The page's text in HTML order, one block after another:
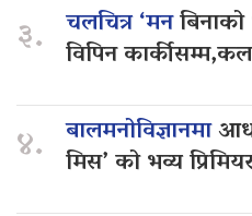
३. चलचित्र ‘मन
विपिन
४. बालमनोविज्ञानमा
मिस’ को भव्य